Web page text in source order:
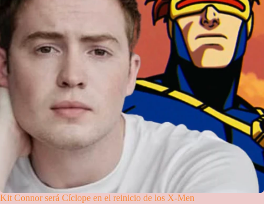
Kit Connor será Cíclope en el reinicio de los X-Men